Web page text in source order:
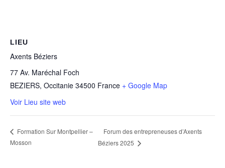
LIEU
Axents Béziers
77 Av. Maréchal Foch
BEZIERS, Occitanie 34500 France + Google Map
Voir Lieu site web
Formation Sur Montpellier –
Mosson
Forum des entrepreneuses d’Axents
Béziers 2025